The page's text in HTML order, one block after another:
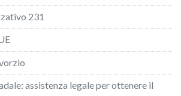
231
assistenza legale per ottenere il